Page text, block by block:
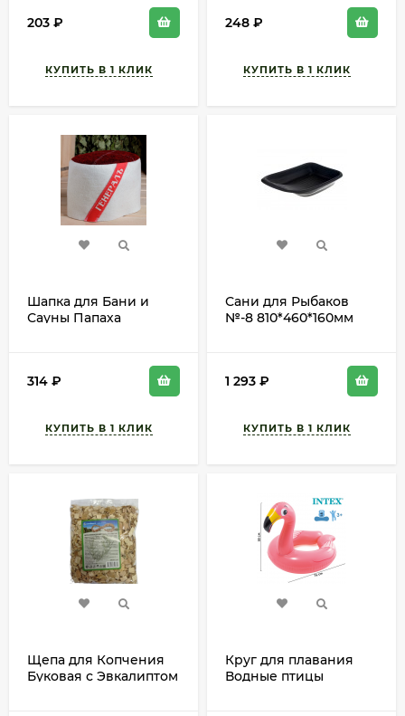
203 ₽ 248 ₽
Шапка для Бани и
Сауны Папаха
314 ₽
Сани для Рыбаков
№-8 810*460*160мм
1 293 ₽
Щепа для Копчения
Буковая с Эвкалиптом
Круг для плавания
Водные птицы